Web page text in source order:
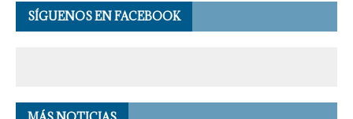
SÍGUENOS EN FACEBOOK